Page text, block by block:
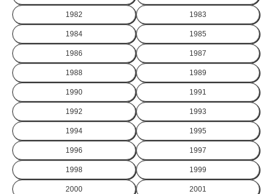
1982 1983
1984 1985
1986 1987
1988 1989
1990 1991
1992 1993
1994 1995
1996 1997
1998 1999
2000 2001